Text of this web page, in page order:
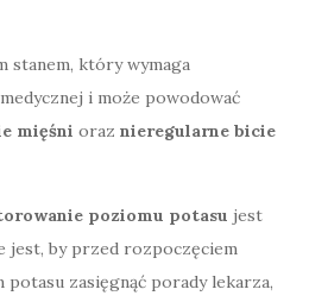
stanem, który wymaga
i może powodować
mięśni oraz nieregularne bicie
poziomu potasu jest
jest, by przed rozpoczęciem
zasięgnąć porady lekarza,